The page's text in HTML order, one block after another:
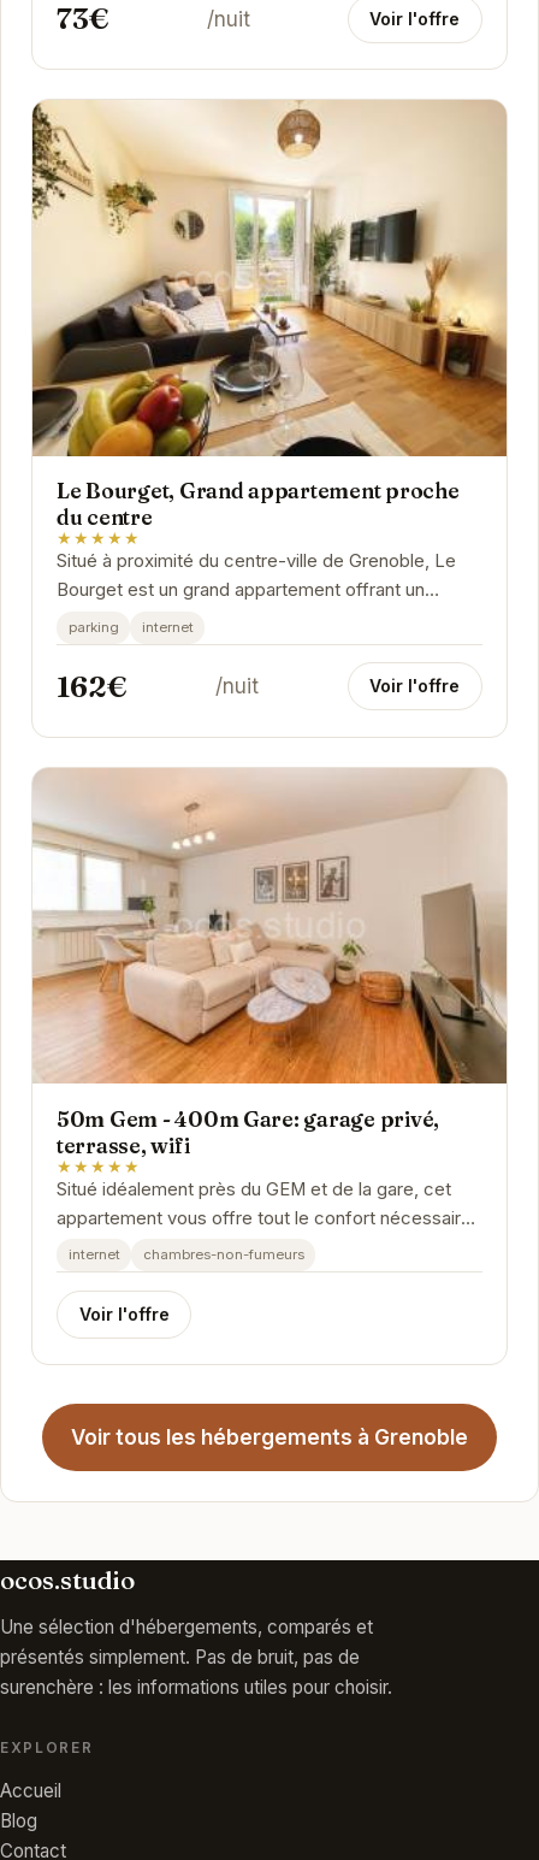
73€ /nuit Voir l'offre
Le Bourget, Grand appartement proche
du centre
★★★★★
Situé à proximité du centre-ville de Grenoble, Le
Bourget est un grand appartement offrant un
espace de vie confortable et moderne. Avec ses...
parking internet
162€ /nuit Voir l'offre
50m Gem - 400m Gare: garage privé,
terrasse, wifi
★★★★★
Situé idéalement près du GEM et de la gare, cet
appartement vous offre tout le confort nécessaire
pour un séjour agréable à Grenoble. Avec une...
internet chambres-non-fumeurs
Voir l'offre
Voir tous les hébergements à Grenoble
ocos.studio
Une sélection d'hébergements, comparés et
présentés simplement. Pas de bruit, pas de
surenchère : les informations utiles pour choisir.
EXPLORER
Accueil
Blog
Contact